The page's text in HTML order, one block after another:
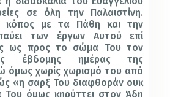
σε όλη την Παλαιστίνη.
κόπος με τα Πάθη και την
των έργων Αυτού επί
ως προς το σώμα Του τον
έβδομης ημέρας της
όμως χωρίς χωρισμό του από
«η σαρξ Του διαφθοράν ουκ
Του όμως κηρύττει στον Άδη